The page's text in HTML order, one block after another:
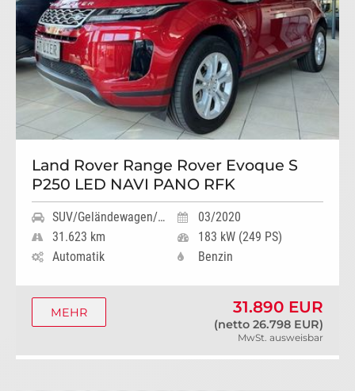
Land Rover Range Rover Evoque S
P250 LED NAVI PANO RFK
SUV/Geländewagen/Pickup
03/2020
31.623 km
183 kW (249 PS)
Automatik
Benzin
31.890 EUR
(netto 26.798 EUR)
MwSt. ausweisbar
MEHR